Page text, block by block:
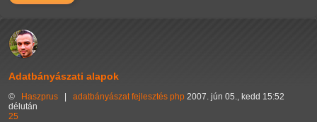
Adatbányászati alapok
© Haszprus | adatbányászat fejlesztés php 2007. jún 05., kedd 15:52
délután
25